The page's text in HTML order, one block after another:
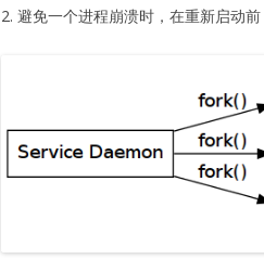
2. 避免一个进程崩溃时，在重新启动前